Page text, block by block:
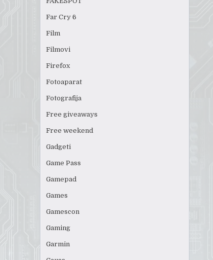
Far Cry 6
Film
Filmovi
Firefox
Fotoaparat
Fotografija
Free giveaways
Free weekend
Gadgeti
Game Pass
Gamepad
Games
Gamescon
Gaming
Garmin